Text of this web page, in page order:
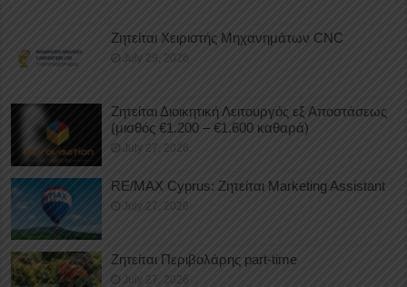
Ζητείται Χειριστής Μηχανημάτων CNC
July 29, 2026
Ζητείται Διοικητική Λειτουργός εξ Αποστάσεως
(μισθός €1.200 – €1.600 καθαρά)
July 27, 2026
RE/MAX Cyprus: Ζητείται Marketing Assistant
July 27, 2026
Ζητείται Περιβολάρης part-time
July 27, 2026